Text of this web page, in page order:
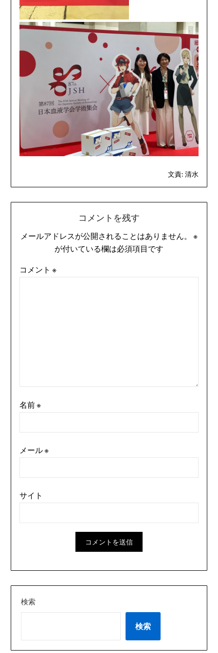
文責: 清水
コメントを残す
メールアドレスが公開されることはありません。
※
が付いている欄は必須項目です
コメント ※
名前※
メール※
サイト
検索
検索